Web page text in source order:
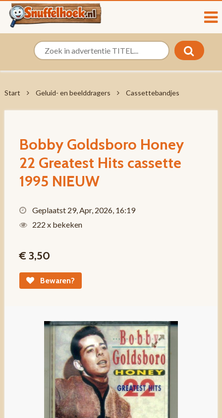
Start Geluid- en beelddragers Cassettebandjes
Bobby Goldsboro Honey
22 Greatest Hits cassette
1995 NIEUW
Geplaatst 29, Apr, 2026, 16:19
222 x bekeken
€ 3,50
Bewaren?